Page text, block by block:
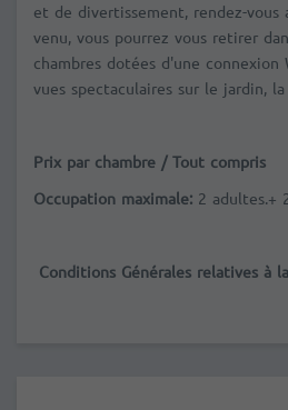
et de divertissement, rendez-vous
venu, vous pourrez vous retirer
chambres dotées d'une
vues spectaculaires sur le jardin,
Prix par chambre / Tout compris
Occupation maximale: 2 adultes.+
Conditions Générales relatives à